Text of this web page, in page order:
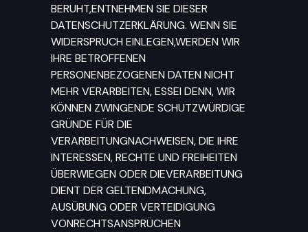
BERUHT,ENTNEHMEN SIE DIESER
DATENSCHUTZERKLÄRUNG. WENN SIE
WIDERSPRUCH EINLEGEN,WERDEN WIR
IHRE BETROFFENEN
PERSONENBEZOGENEN DATEN NICHT
MEHR VERARBEITEN, ESSEI DENN, WIR
KÖNNEN ZWINGENDE SCHUTZWÜRDIGE
GRÜNDE FÜR DIE
VERARBEITUNGNACHWEISEN, DIE IHRE
INTERESSEN, RECHTE UND FREIHEITEN
ÜBERWIEGEN ODER DIEVERARBEITUNG
DIENT DER GELTENDMACHUNG,
AUSÜBUNG ODER VERTEIDIGUNG
VONRECHTSANSPRÜCHEN